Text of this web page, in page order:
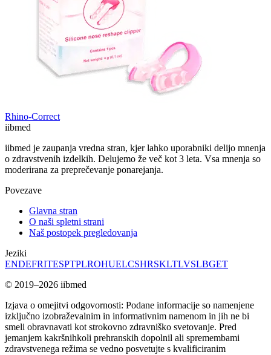
Rhino-Correct
iibmed
iibmed je zaupanja vredna stran, kjer lahko uporabniki delijo mnenja
o zdravstvenih izdelkih. Delujemo že več kot 3 leta. Vsa mnenja so
moderirana za preprečevanje ponarejanja.
Povezave
Glavna stran
O naši spletni strani
Naš postopek pregledovanja
Jeziki
ENDEFRITESPTPLROHUELCSHRSKLTLVSLBGET
© 2019–2026 iibmed
Izjava o omejitvi odgovornosti: Podane informacije so namenjene
izključno izobraževalnim in informativnim namenom in jih ne bi
smeli obravnavati kot strokovno zdravniško svetovanje. Pred
jemanjem kakršnihkoli prehranskih dopolnil ali spremembami
zdravstvenega režima se vedno posvetujte s kvalificiranim